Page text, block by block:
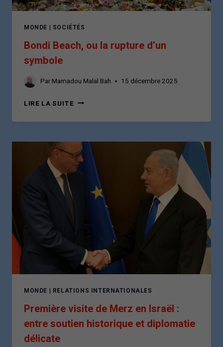
MONDE | SOCIÉTÉS
Bondi Beach, ou la rupture d’un
symbole
Par Mamadou Malal Bah 15 décembre 2025
LIRE LA SUITEBONDI
OU
RUPTURE
D’UN
SYMBOLE
MONDE | RELATIONS INTERNATIONALES
Première visite de Merz en Israël :
entre soutien historique et diplomatie
délicate